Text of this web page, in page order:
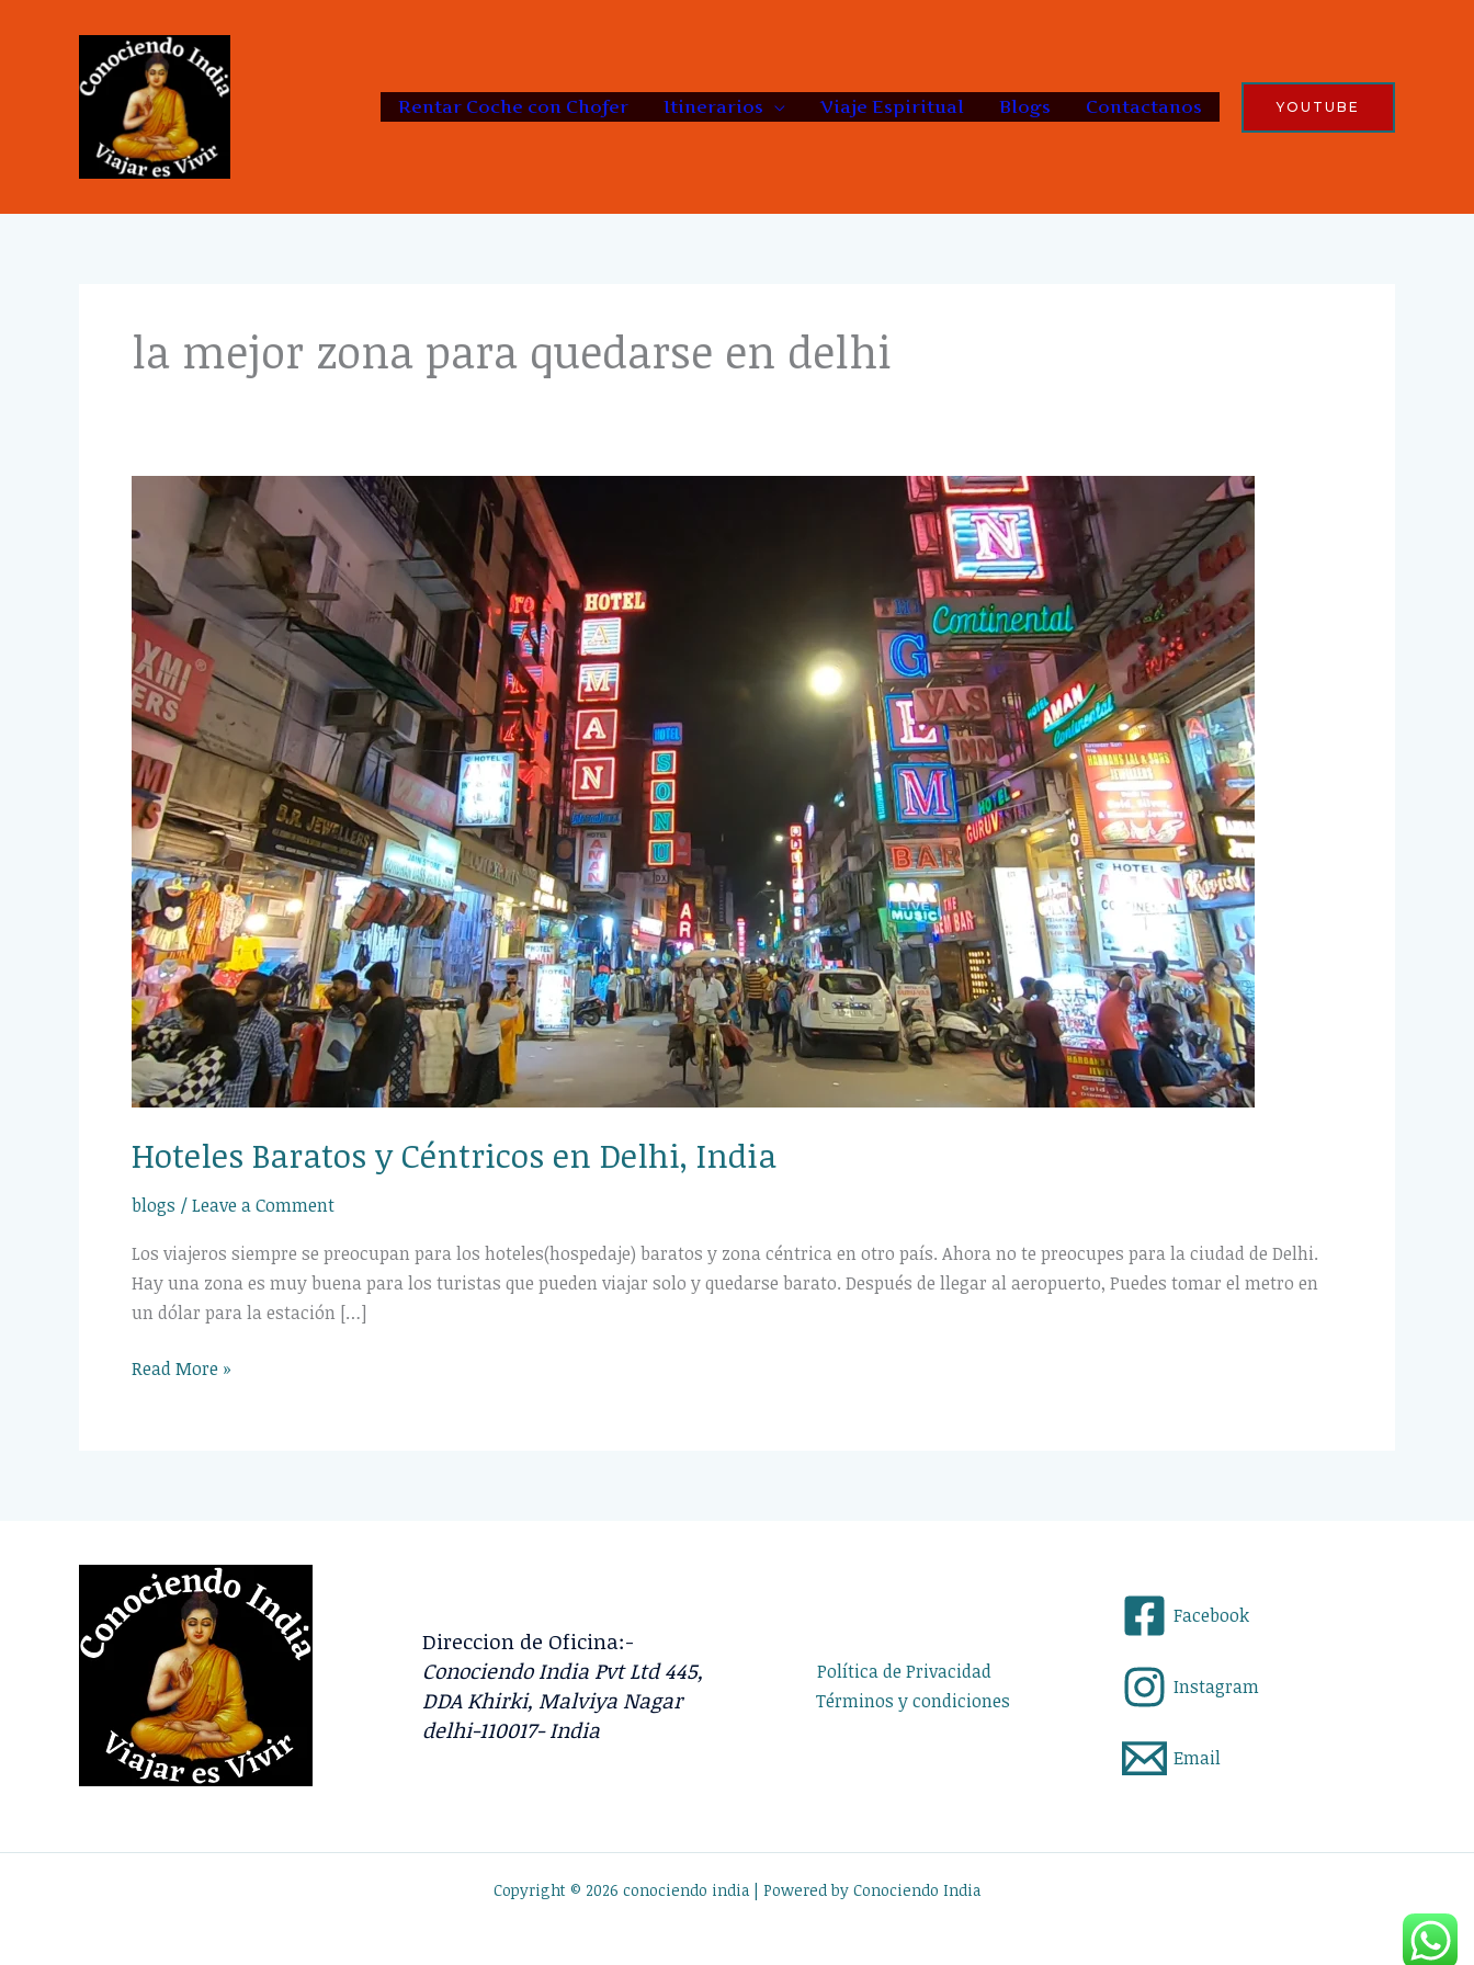
Rentar Coche con Chofer Itinerarios Viaje Espiritual Blogs Contactanos YOUTUBE
la mejor zona para quedarse en delhi
Hoteles Baratos y Céntricos en Delhi, India
blogs /Leave a Comment
Los viajeros siempre se preocupan para los hoteles(hospedaje) baratos y zona céntrica en otro país. Ahora no te preocupes para la ciudad de Delhi.
Hay una zona es muy buena para los turistas que pueden viajar solo y quedarse barato. Después de llegar al aeropuerto, Puedes tomar el metro en
un dólar para la estación […]
Céntricos
en
Delhi,
India
Read More »
Direccion de Oficina:-
Conociendo India Pvt Ltd 445,
DDA Khirki, Malviya Nagar
delhi-110017- India
Política de Privacidad
Términos y condiciones
Facebook
Instagram
Email
Copyright © 2026 conociendo india | Powered by Conociendo India